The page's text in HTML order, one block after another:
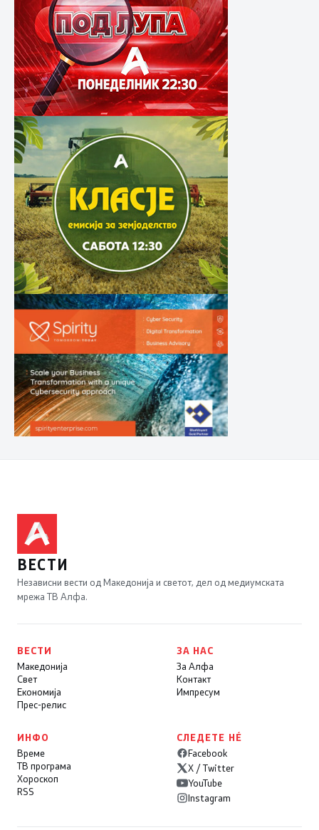
ВЕСТИ
Независни вести од Македонија и светот, дел од медиумската
мрежа ТВ Алфа.
ВЕСТИ
Македонија
Свет
Економија
Прес-релис
ЗА НАС
За Алфа
Контакт
Импресум
ИНФО
Време
ТВ програма
Хороскоп
RSS
СЛЕДЕТЕ НÉ
Facebook
X / Twitter
YouTube
Instagram